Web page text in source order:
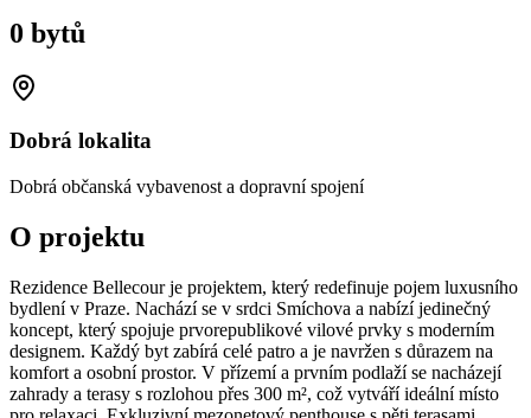
0 bytů
Dobrá lokalita
Dobrá občanská vybavenost a dopravní spojení
O projektu
Rezidence Bellecour je projektem, který redefinuje pojem luxusního
bydlení v Praze. Nachází se v srdci Smíchova a nabízí jedinečný
koncept, který spojuje prvorepublikové vilové prvky s moderním
designem. Každý byt zabírá celé patro a je navržen s důrazem na
komfort a osobní prostor. V přízemí a prvním podlaží se nacházejí
zahrady a terasy s rozlohou přes 300 m², což vytváří ideální místo